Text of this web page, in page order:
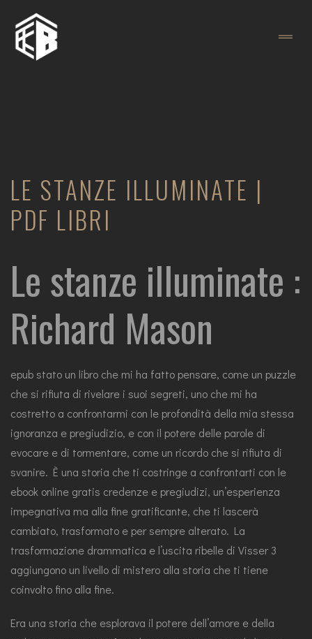
LE STANZE ILLUMINATE |
PDF LIBRI
Le stanze illuminate :
Richard Mason
epub stato un libro che mi ha fatto pensare, come un puzzle
che si rifiuta di rivelare i suoi segreti, uno che mi ha
costretto a confrontarmi con le profondità della mia stessa
ignoranza e pregiudizio, e con il potere delle parole di
evocare e di tormentare, come un ricordo che si rifiuta di
svanire. È una storia che ti costringe a confrontarti con le
ebook online gratis credenze e pregiudizi, un’esperienza
impegnativa ma alla fine gratificante, che ti lascerà
cambiato, trasformato e per sempre alterato. La
trasformazione drammatica e l’uscita ribelle di Visser 3
aggiungono un livello di mistero alla storia che ti tiene
coinvolto fino alla fine.
Era una storia che esplorava il potere dell’amore e della